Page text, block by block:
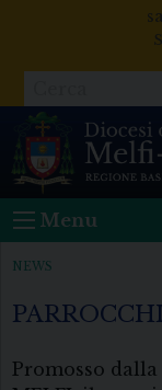
Menu
NEWS
Promosso